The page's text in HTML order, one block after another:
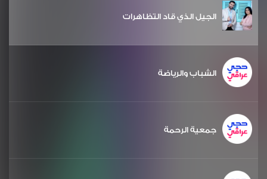
الجيل الذي قاد التظاهرات
الشباب والرياضة
جمعية الرحمة